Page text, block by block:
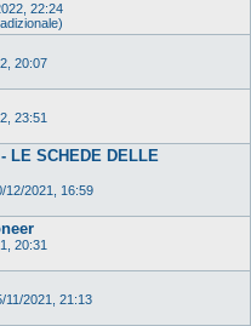
22:24
20:07
23:51
LE SCHEDE DELLE
12/2021, 16:59
20:31
11/2021, 21:13